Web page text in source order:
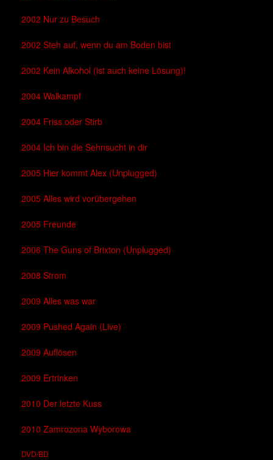
2002 Nur zu Besuch
2002 Steh auf, wenn du am Boden bist
2002 Kein Alkohol (ist auch keine Lösung)!
2004 Walkampf
2004 Friss oder Stirb
2004 Ich bin die Sehnsucht in dir
2005 Hier kommt Alex (Unplugged)
2005 Alles wird vorübergehen
2005 Freunde
2006 The Guns of Brixton (Unplugged)
2008 Strom
2009 Alles was war
2009 Pushed Again (Live)
2009 Auflösen
2009 Ertrinken
2010 Der letzte Kuss
2010 Zamrozona Wyborowa
DVD/BD